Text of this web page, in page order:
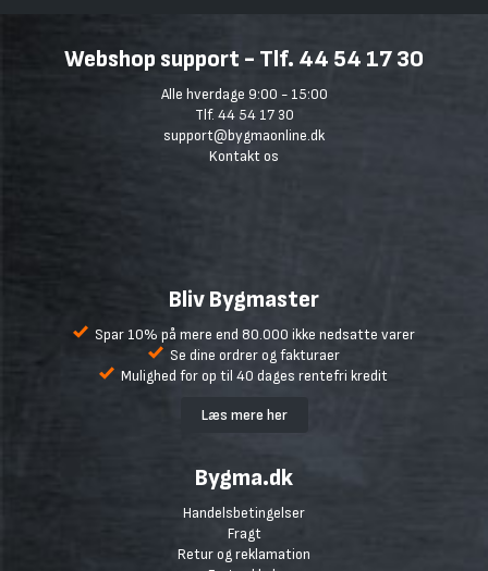
Webshop support - Tlf. 44 54 17 30
Alle hverdage 9:00 - 15:00
Tlf. 44 54 17 30
support@bygmaonline.dk
Kontakt os
Bliv Bygmaster
Spar 10% på mere end 80.000 ikke nedsatte varer
Se dine ordrer og fakturaer
Mulighed for op til 40 dages rentefri kredit
Læs mere her
Bygma.dk
Handelsbetingelser
Fragt
Retur og reklamation